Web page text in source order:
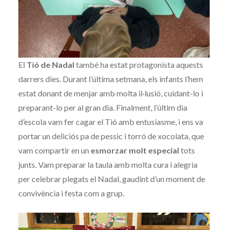
El Tió de Nadal també ha estat protagonista aquests
darrers dies. Durant l’última setmana, els infants l’hem
estat donant de menjar amb molta il·lusió, cuidant-lo i
preparant-lo per al gran dia. Finalment, l’últim dia
d’escola vam fer cagar el Tió amb entusiasme, i ens va
portar un deliciós pa de pessic i torró de xocolata, que
vam compartir en un esmorzar molt especial tots
junts. Vam preparar la taula amb molta cura i alegria
per celebrar plegats el Nadal, gaudint d’un moment de
convivència i festa com a grup.